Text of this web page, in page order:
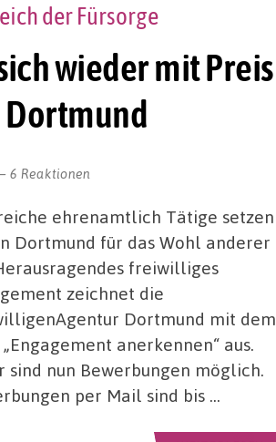
wieder mit Preis
der Fürsorge
6 Reaktionen
ehrenamtlich Tätige setzen
Dortmund für das Wohl anderer
freiwilliges
zeichnet die
Dortmund mit dem
„Engagement anerkennen“ aus.
sind nun Bewerbungen möglich.
per Mail sind bis …